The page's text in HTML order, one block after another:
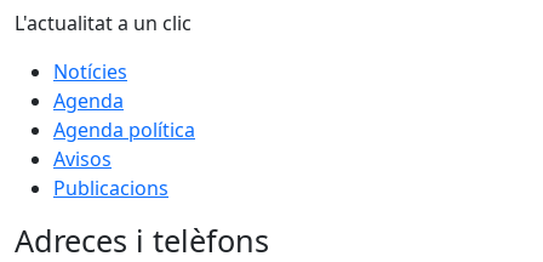
L'actualitat a un clic
Notícies
Agenda
Agenda política
Avisos
Publicacions
Adreces i telèfons